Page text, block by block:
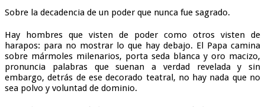
Sobre la decadencia de un poder que nunca fue sagrado.
Hay hombres que visten de poder como otros visten de
harapos: para no mostrar lo que hay debajo. El Papa camina
sobre mármoles milenarios, porta seda blanca y oro macizo,
pronuncia palabras que suenan a verdad revelada y sin
embargo, detrás de ese decorado teatral, no hay nada que no
sea polvo y voluntad de dominio.